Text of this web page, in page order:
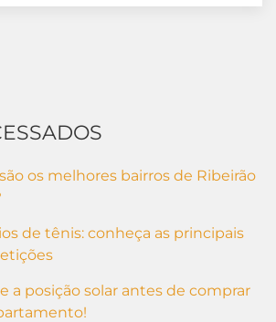
os melhores bairros de Ribeirão
de tênis: conheça as principais
a posição solar antes de comprar